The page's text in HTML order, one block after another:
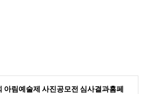
아림예술제 사진공모전 심사결과홈페